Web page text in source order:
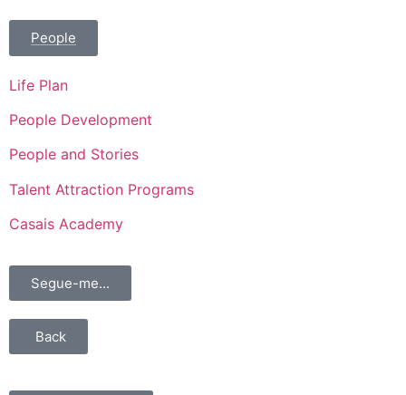
People
Life Plan
People Development
People and Stories
Talent Attraction Programs
Casais Academy
Segue-me...
Back